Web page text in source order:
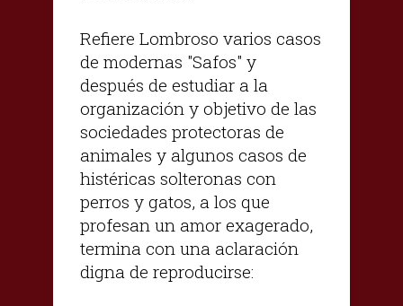
Refiere Lombroso varios casos
de modernas "Safos" y
después de estudiar a la
organización y objetivo de las
sociedades protectoras de
animales y algunos casos de
histéricas solteronas con
perros y gatos, a los que
profesan un amor exagerado,
termina con una aclaración
digna de reproducirse: